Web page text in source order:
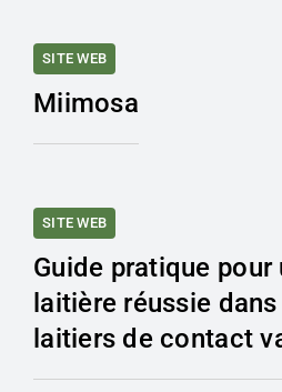
SITE WEB
Miimosa
SITE WEB
Guide pratique
laitière réussie
laitiers de contact